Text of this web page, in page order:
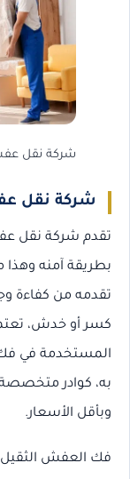
شركة نقل
شركة نقل
تقدم شركة نقل
بطريقة آمنه
تقدمه من كفاءة
كسر أو خدش،
المستخدمة في
به، كوادر
وبأقل الأسعار.
فك العفش الثقيل